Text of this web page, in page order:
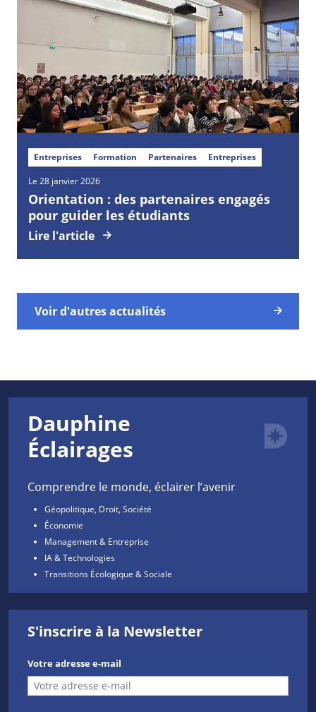
Entreprises Formation Partenaires Entreprises
Le 28 janvier 2026
Orientation : des partenaires engagés
pour guider les étudiants
Lire l'article
Voir d'autres actualités
Dauphine
Éclairages
Comprendre le monde, éclairer l’avenir
Géopolitique, Droit, Société
Économie
Management & Entreprise
IA & Technologies
Transitions Écologique & Sociale
S'inscrire à la Newsletter
Votre adresse e-mail